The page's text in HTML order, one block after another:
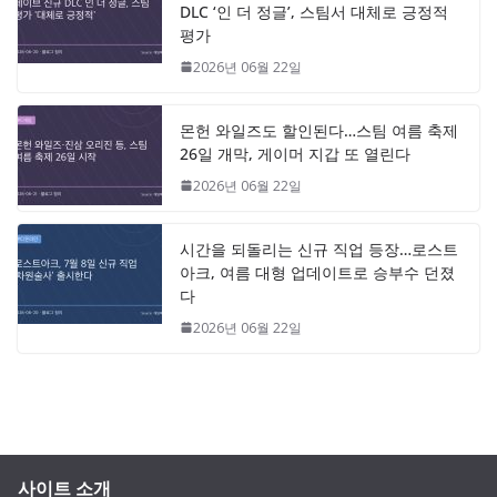
DLC ‘인 더 정글’, 스팀서 대체로 긍정적
평가
2026년 06월 22일
몬헌 와일즈도 할인된다…스팀 여름 축제
26일 개막, 게이머 지갑 또 열린다
2026년 06월 22일
시간을 되돌리는 신규 직업 등장…로스트
아크, 여름 대형 업데이트로 승부수 던졌
다
2026년 06월 22일
사이트 소개